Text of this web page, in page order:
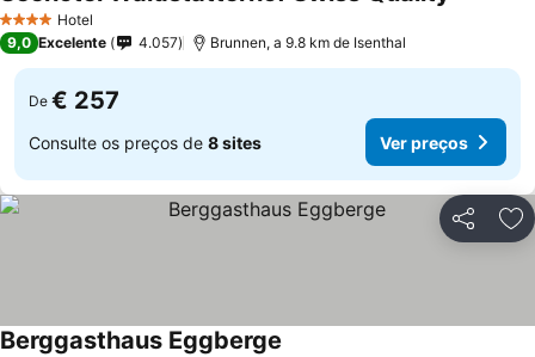
4 EstrelasHotel
9,0 Excelente 4.057 Brunnen, a 9.8 km de Isenthal
De € 257
Consulte os preços de 8 sites Ver preços
Partilhar
Berggasthaus Eggberge